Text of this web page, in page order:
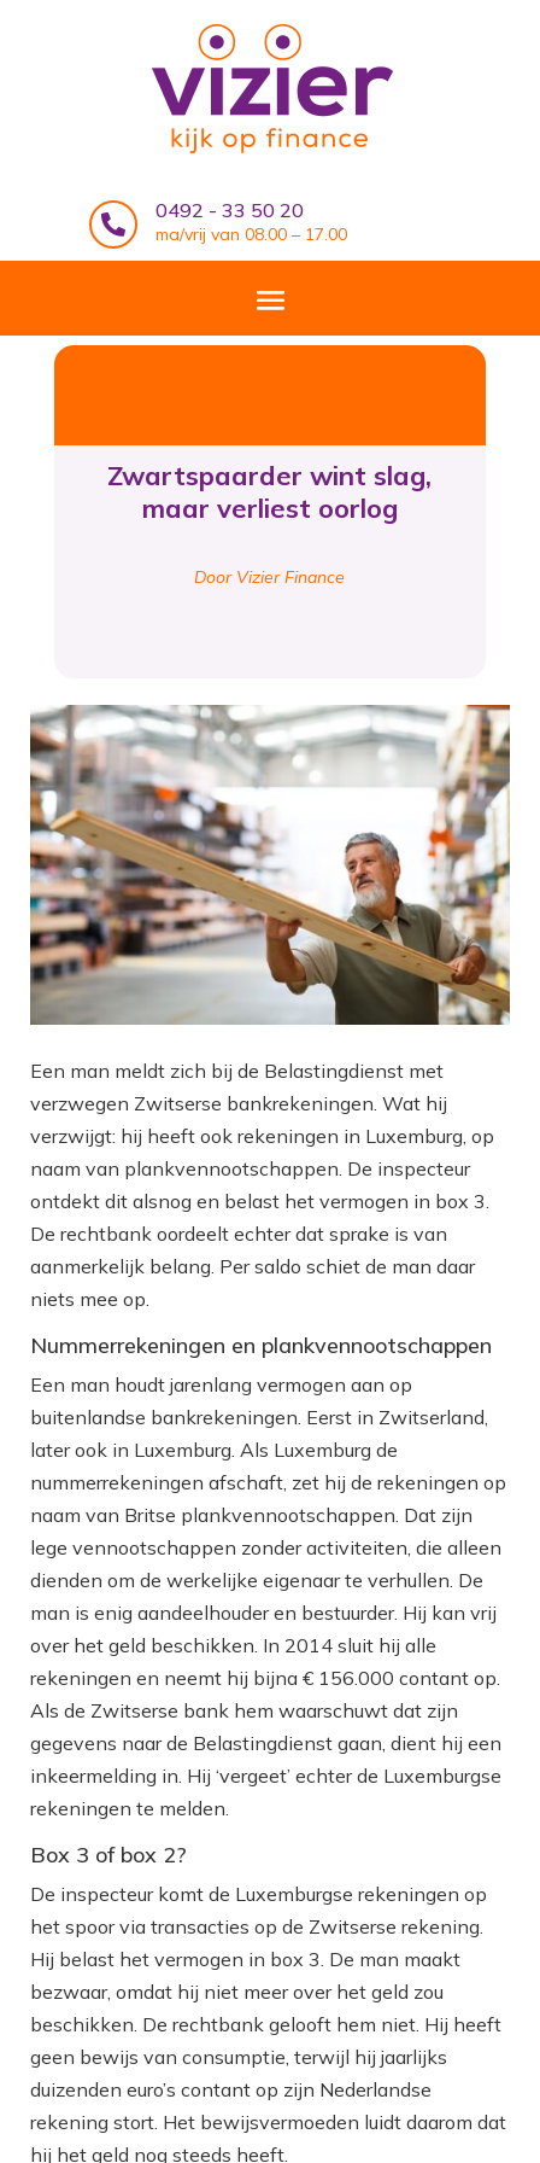

0492 - 33 50 20
ma/vrij van 08.00 – 17.00
Zwartspaarder wint slag,
maar verliest oorlog
Door Vizier Finance
Een man meldt zich bij de Belastingdienst met
verzwegen Zwitserse bankrekeningen. Wat hij
verzwijgt: hij heeft ook rekeningen in Luxemburg, op
naam van plankvennootschappen. De inspecteur
ontdekt dit alsnog en belast het vermogen in box 3.
De rechtbank oordeelt echter dat sprake is van
aanmerkelijk belang. Per saldo schiet de man daar
niets mee op.
Nummerrekeningen en plankvennootschappen
Een man houdt jarenlang vermogen aan op
buitenlandse bankrekeningen. Eerst in Zwitserland,
later ook in Luxemburg. Als Luxemburg de
nummerrekeningen afschaft, zet hij de rekeningen op
naam van Britse plankvennootschappen. Dat zijn
lege vennootschappen zonder activiteiten, die alleen
dienden om de werkelijke eigenaar te verhullen. De
man is enig aandeelhouder en bestuurder. Hij kan vrij
over het geld beschikken. In 2014 sluit hij alle
rekeningen en neemt hij bijna € 156.000 contant op.
Als de Zwitserse bank hem waarschuwt dat zijn
gegevens naar de Belastingdienst gaan, dient hij een
inkeermelding in. Hij ‘vergeet’ echter de Luxemburgse
rekeningen te melden.
Box 3 of box 2?
De inspecteur komt de Luxemburgse rekeningen op
het spoor via transacties op de Zwitserse rekening.
Hij belast het vermogen in box 3. De man maakt
bezwaar, omdat hij niet meer over het geld zou
beschikken. De rechtbank gelooft hem niet. Hij heeft
geen bewijs van consumptie, terwijl hij jaarlijks
duizenden euro’s contant op zijn Nederlandse
rekening stort. Het bewijsvermoeden luidt daarom dat
hij het geld nog steeds heeft.